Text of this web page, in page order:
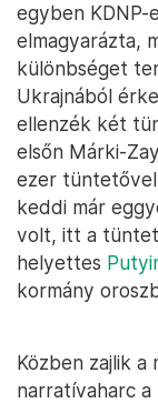
egyben KDNP-
elmagyarázta,
különbséget
Ukrajnából
ellenzék két
elsőn Márki-
ezer tüntetővel
keddi már
volt, itt a
helyettes
kormány
Közben zajlik
narratívaharc a